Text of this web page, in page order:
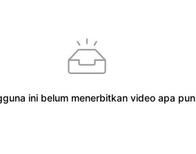
ini belum menerbitkan video apa pun